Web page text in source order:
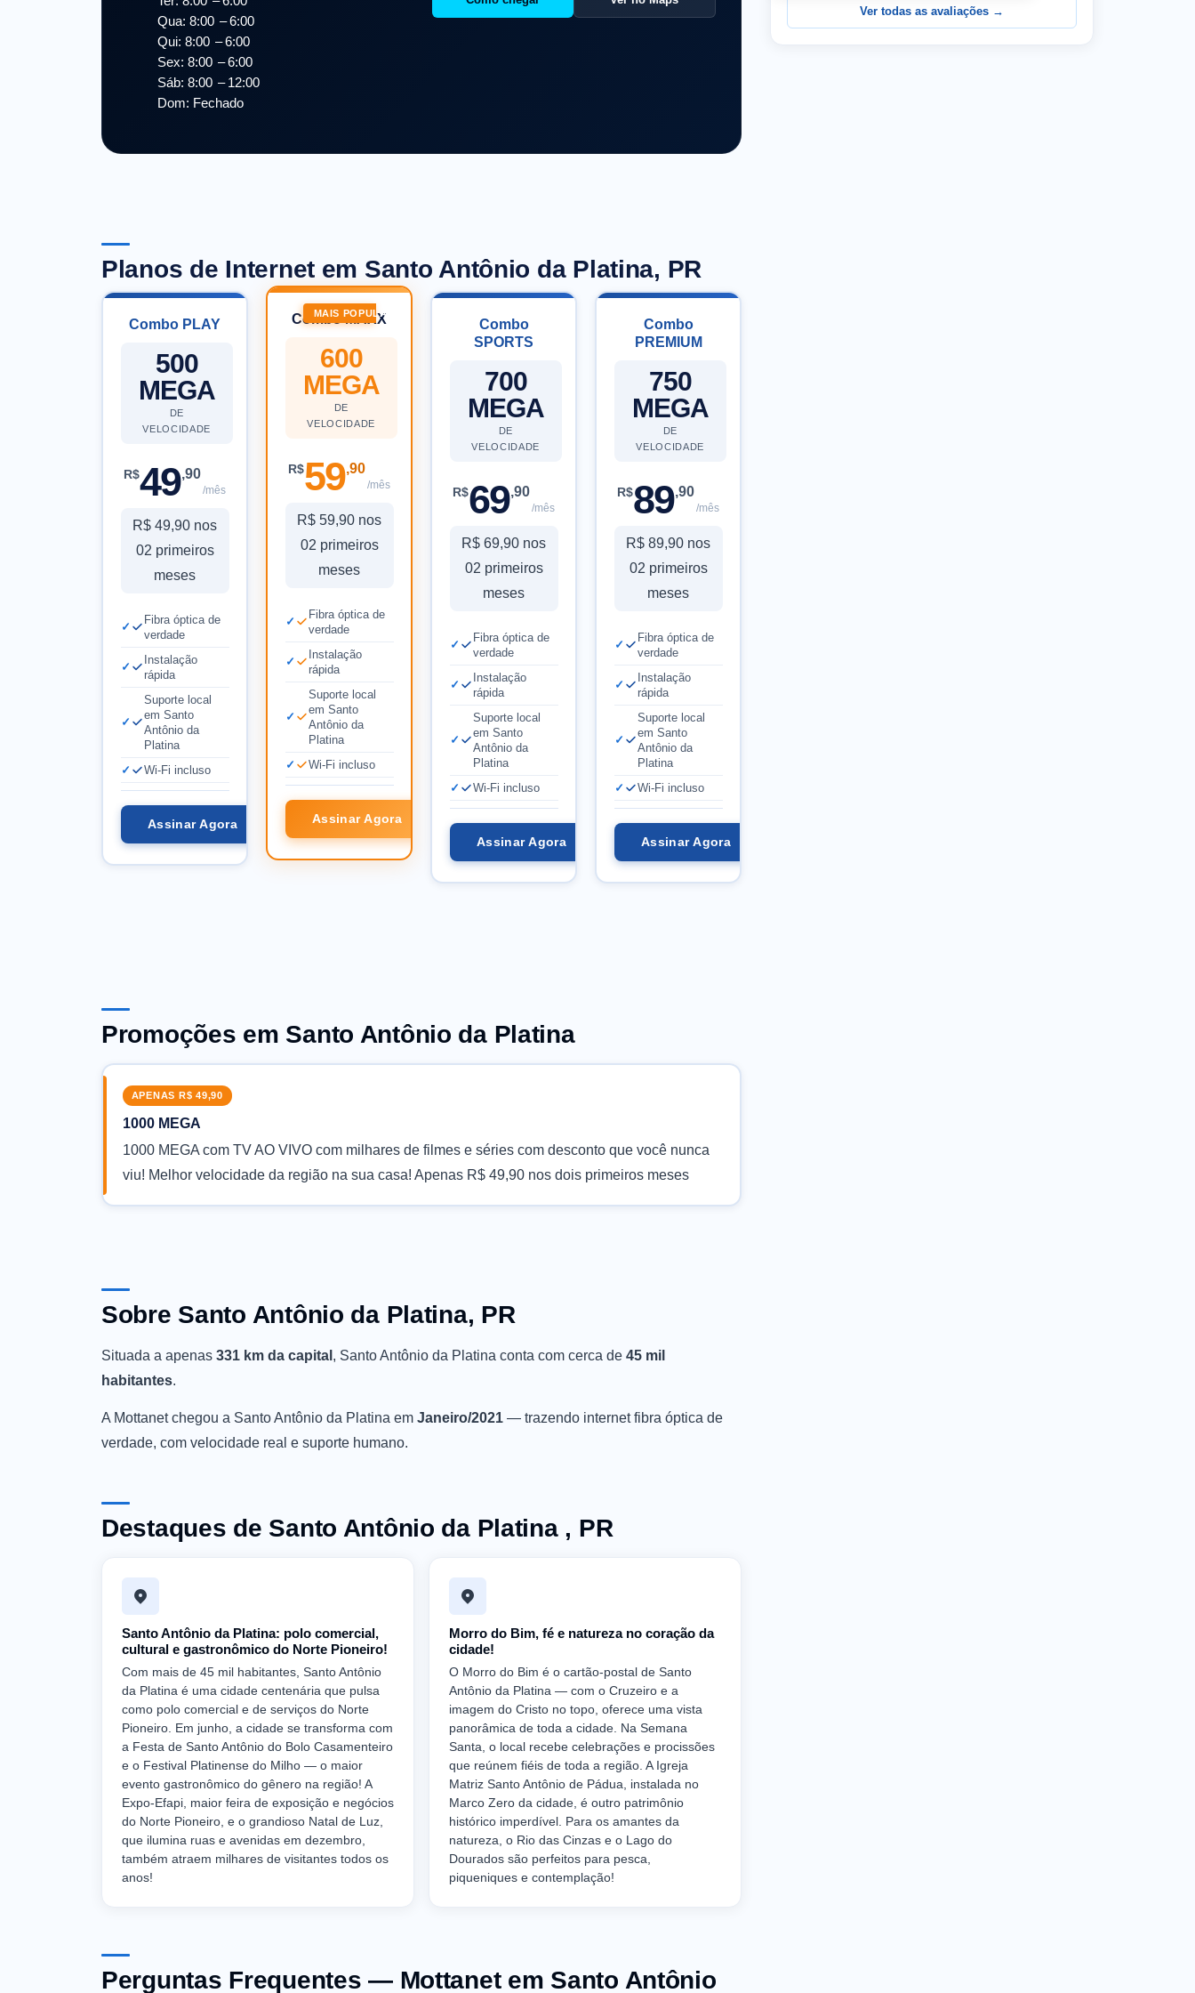
Qua: 8:00 – 6:00
Qui: 8:00 – 6:00
Sex: 8:00 – 6:00
Sáb: 8:00 – 12:00
Dom: Fechado
Planos de Internet em Santo Antônio da Platina, PR
Combo PLAY
500
MEGA
DE
VELOCIDADE
R$49,90
/mês
R$ 49,90 nos
02 primeiros
meses
Fibra óptica de
verdade
Instalação
rápida
Suporte local
em Santo
Antônio da
Platina
Wi-Fi incluso
Assinar Agora
MAIS POPULAR
Combo MAXX
600
MEGA
DE
VELOCIDADE
R$59,90
/mês
R$ 59,90 nos
02 primeiros
meses
Fibra óptica de
verdade
Instalação
rápida
Suporte local
em Santo
Antônio da
Platina
Wi-Fi incluso
Assinar Agora
Combo
SPORTS
700
MEGA
DE
VELOCIDADE
R$69,90
/mês
R$ 69,90 nos
02 primeiros
meses
Fibra óptica de
verdade
Instalação
rápida
Suporte local
em Santo
Antônio da
Platina
Wi-Fi incluso
Assinar Agora
Combo
PREMIUM
750
MEGA
DE
VELOCIDADE
R$89,90
/mês
R$ 89,90 nos
02 primeiros
meses
Fibra óptica de
verdade
Instalação
rápida
Suporte local
em Santo
Antônio da
Platina
Wi-Fi incluso
Assinar Agora
Promoções em Santo Antônio da Platina
APENAS R$ 49,90
1000 MEGA
1000 MEGA com TV AO VIVO com milhares de filmes e séries com desconto que você nunca
viu! Melhor velocidade da região na sua casa! Apenas R$ 49,90 nos dois primeiros meses
Sobre Santo Antônio da Platina, PR
Situada a apenas 331 km da capital , Santo Antônio da Platina conta com cerca de 45 mil
habitantes.
A Mottanet chegou a Santo Antônio da Platina em Janeiro/2021 — trazendo internet fibra óptica de
verdade, com velocidade real e suporte humano.
Destaques de Santo Antônio da Platina , PR
Santo Antônio da Platina: polo comercial,
cultural e gastronômico do Norte Pioneiro!
Com mais de 45 mil habitantes, Santo Antônio
da Platina é uma cidade centenária que pulsa
como polo comercial e de serviços do Norte
Pioneiro. Em junho, a cidade se transforma com
a Festa de Santo Antônio do Bolo Casamenteiro
e o Festival Platinense do Milho — o maior
evento gastronômico do gênero na região! A
Expo-Efapi, maior feira de exposição e negócios
do Norte Pioneiro, e o grandioso Natal de Luz,
que ilumina ruas e avenidas em dezembro,
também atraem milhares de visitantes todos os
anos!
Morro do Bim, fé e natureza no coração da
cidade!
O Morro do Bim é o cartão-postal de Santo
Antônio da Platina — com o Cruzeiro e a
imagem do Cristo no topo, oferece uma vista
panorâmica de toda a cidade. Na Semana
Santa, o local recebe celebrações e procissões
que reúnem fiéis de toda a região. A Igreja
Matriz Santo Antônio de Pádua, instalada no
Marco Zero da cidade, é outro patrimônio
histórico imperdível. Para os amantes da
natureza, o Rio das Cinzas e o Lago do
Dourados são perfeitos para pesca,
piqueniques e contemplação!
Perguntas Frequentes — Mottanet em Santo Antônio
Ver todas as avaliações →